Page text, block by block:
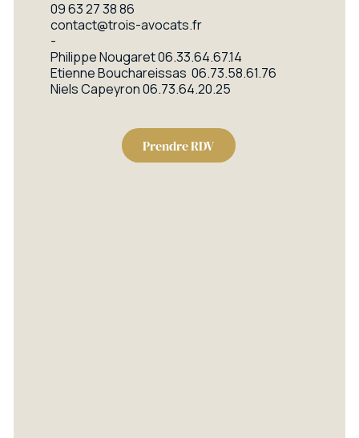
09 63 27 38 86
contact@trois-avocats.fr
-
Philippe Nougaret06.33.64.67.14
Etienne Bouchareissas06.73.58.61.76
Niels Capeyron06.73.64.20.25
Prendre RDV